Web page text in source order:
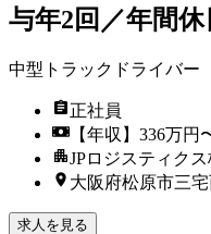
与年2回／年間休
中型トラックドライバー
正社員
【年収】336万
JPロジスティク
大阪府松原市三宅
求人を見る